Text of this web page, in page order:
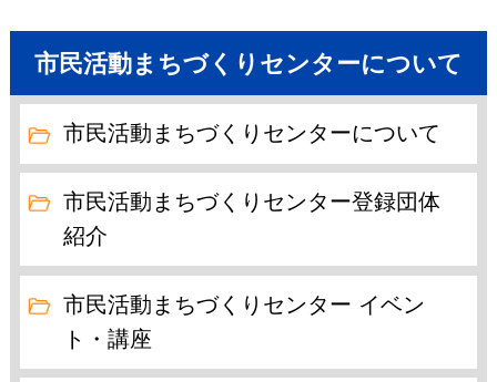
市民活動まちづくりセンターについて
市民活動まちづくりセンターについて
市民活動まちづくりセンター登録団体
紹介
市民活動まちづくりセンター イベン
ト・講座